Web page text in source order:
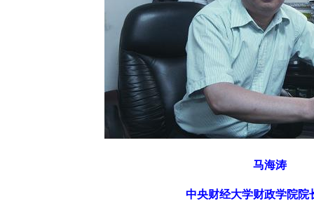
马海涛
中央财经大学财政学院院